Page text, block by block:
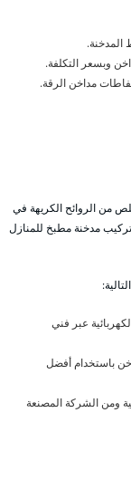
المدخنة.
وبسعر التكلفة.
مداخن الرقة.
من الروائح الكريهة في
مدخنة مطبخ للمنازل
عبر فني
باستخدام أفضل
ومن الشركة المصنعة